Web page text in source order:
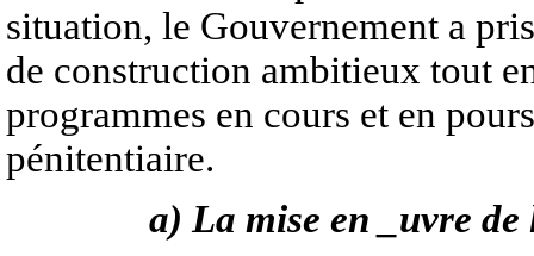
situation, le Gouvernement a
de construction ambitieux tout
programmes en cours et en
pénitentiaire.
a) La mise en _uvre